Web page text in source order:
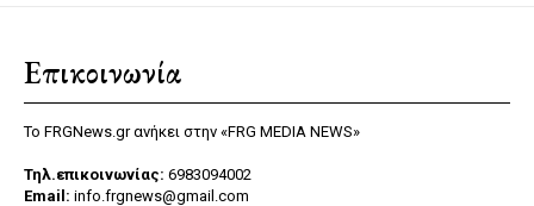
Επικοινωνία
Το FRGNews.gr ανήκει στην «FRG MEDIA NEWS»
Τηλ.επικοινωνίας: 6983094002
Email: info.frgnews@gmail.com